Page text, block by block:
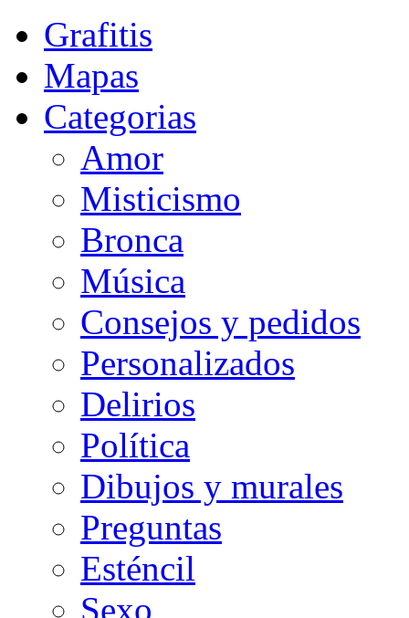
Grafitis
Mapas
Categorias
Amor
Misticismo
Bronca
Música
Consejos y pedidos
Personalizados
Delirios
Política
Dibujos y murales
Preguntas
Esténcil
Sexo